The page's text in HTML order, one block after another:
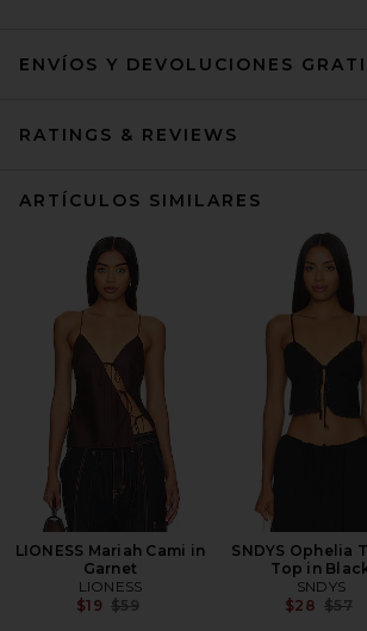
ENVÍOS Y DEVOLUCIONES
RATINGS & REVIEWS
ARTÍCULOS SIMILARES
LIONESS Mariah Cami in
Garnet
LIONESS
$19 Previous price:
$59
SNDYS Ophelia
Top in
SNDYS
$28 $57